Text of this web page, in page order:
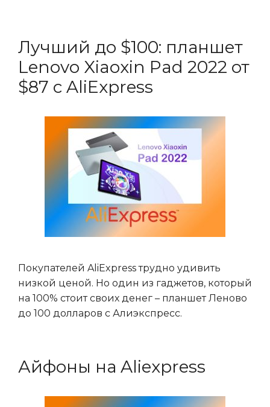
Лучший до $100: планшет
Lenovo Xiaoxin Pad 2022 от
$87 с AliExpress
Покупателей AliExpress трудно удивить
низкой ценой. Но один из гаджетов, который
на 100% стоит своих денег – планшет Леново
до 100 долларов с Алиэкспресс.
Айфоны на Aliexpress